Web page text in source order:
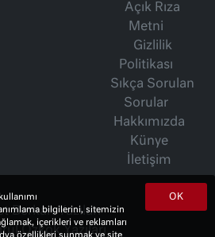
Açık Rıza
Metni
Gizlilik
Politikası
Sıkça Sorulan
Sorular
Hakkımızda
Künye
İletişim
Berkan Yazıları
Özkök Yazıları
OK
bilgilerini, sitemizin
içerikleri ve reklamları
özellikleri sunmak ve site